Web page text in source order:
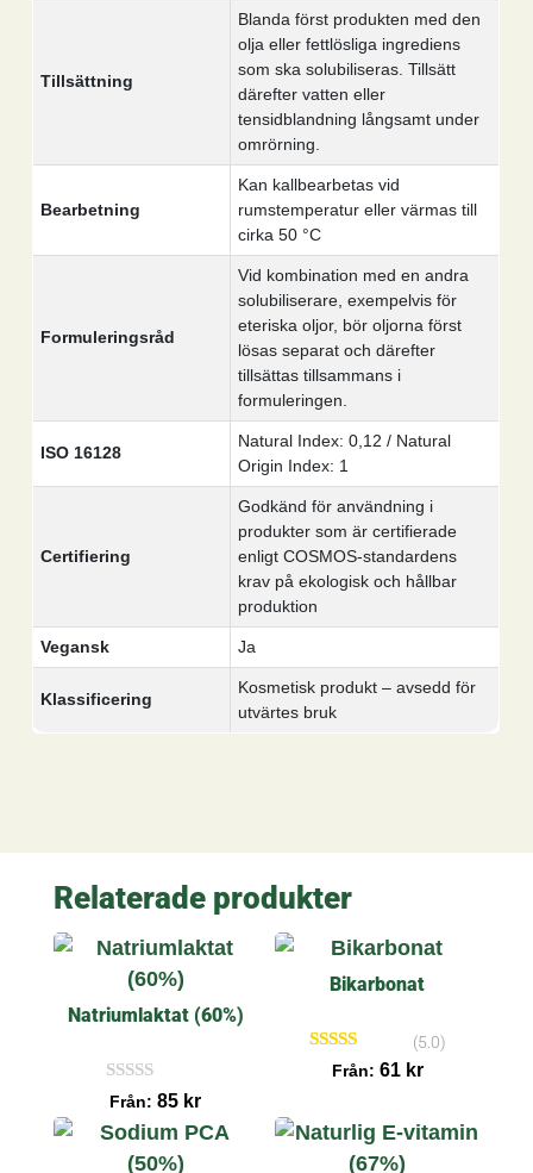
Tillsättning
Blanda först produkten med den
olja eller fettlösliga ingrediens
som ska solubiliseras. Tillsätt
därefter vatten eller
tensidblandning långsamt under
omrörning.
Bearbetning
Kan kallbearbetas vid
rumstemperatur eller värmas till
cirka 50 °C
Formuleringsråd
Vid kombination med en andra
solubiliserare, exempelvis för
eteriska oljor, bör oljorna först
lösas separat och därefter
tillsättas tillsammans i
formuleringen.
ISO 16128
Natural Index: 0,12 / Natural
Origin Index: 1
Certifiering
Godkänd för användning i
produkter som är certifierade
enligt COSMOS-standardens
krav på ekologisk och hållbar
produktion
Vegansk Ja
Klassificering
Kosmetisk produkt – avsedd för
utvärtes bruk
Relaterade produkter
Natriumlaktat (60%)
I
n
g
Från:85 kr
Bikarbonat
Betygsatt
5.00
(5.0)
Från: 61 kr